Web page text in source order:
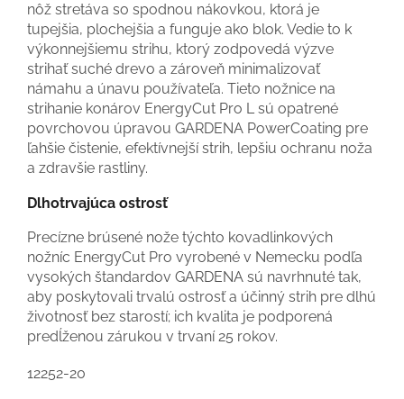
nôž stretáva so spodnou nákovkou, ktorá je
tupejšia, plochejšia a funguje ako blok. Vedie to k
výkonnejšiemu strihu, ktorý zodpovedá výzve
strihať suché drevo a zároveň minimalizovať
námahu a únavu používateľa. Tieto nožnice na
strihanie konárov EnergyCut Pro L sú opatrené
povrchovou úpravou GARDENA PowerCoating pre
ľahšie čistenie, efektívnejší strih, lepšiu ochranu noža
a zdravšie rastliny.
Dlhotrvajúca ostrosť
Precízne brúsené nože týchto kovadlinkových
nožníc EnergyCut Pro vyrobené v Nemecku podľa
vysokých štandardov GARDENA sú navrhnuté tak,
aby poskytovali trvalú ostrosť a účinný strih pre dlhú
životnosť bez starostí; ich kvalita je podporená
predĺženou zárukou v trvaní 25 rokov.
12252-20